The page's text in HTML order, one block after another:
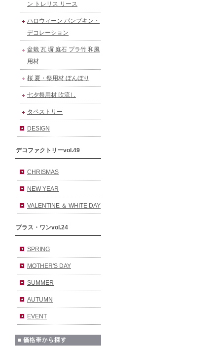
ン トレリス リース
ハロウィーン パンプキン・
デコレーション
盆栽 瓦 塀 庭石 プラ竹 和風
用材
桜 夏・祭用材 ぼんぼり
七夕祭用材 吹流し
タペストリー
DESIGN
デコファクトリーvol.49
CHRISMAS
NEW YEAR
VALENTINE ＆ WHITE DAY
プラス・ワンvol.24
SPRING
MOTHER'S DAY
SUMMER
AUTUMN
EVENT